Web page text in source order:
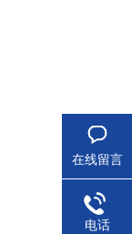
在线留言
电话